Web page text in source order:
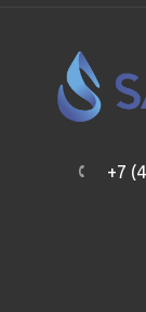
+7